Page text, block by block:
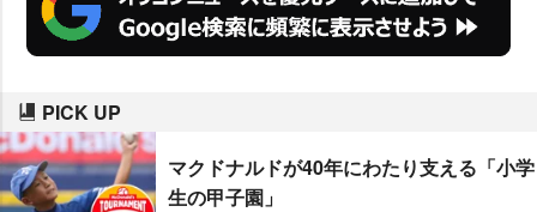
PICK UP
マクドナルドが40年にわたり支える「小学
生の甲子園」